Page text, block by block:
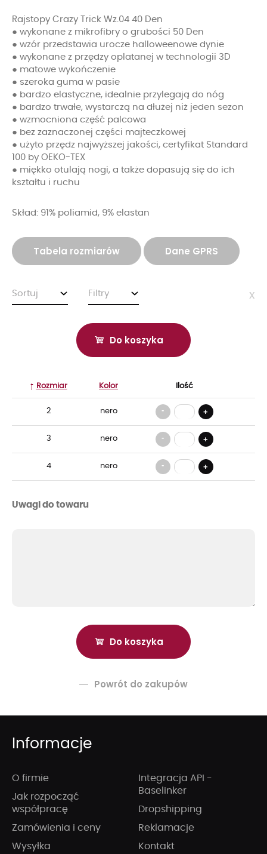
Rajstopy Crazy Trick Wz.04 40 Den
● wykonane z mikrofibry o grubości 50 Den
● wzór przedstawia urocze halloweenowe dynie
● wykonane z przędzy oplatanej w technologii 3D
● matowe wykończenie
● szeroka guma w pasie
● bardzo elastyczne, idealnie przylegają do nóg
● bardzo trwałe, wystarczą na dłużej niż jeden sezon
● wzmocniona część palcowa
● bez zaznaczonej części majteczkowej
● użyto przędz najwyższej jakości, certyfikat Standard
100 by OEKO-TEX
● miękko otulają nogi, a także dopasują się do ich
kształtu i ruchu
Skład: 91% poliamid, 9% elastan
Tabela rozmiarów Dane GPRS
Sortuj Filtry x
Do koszyka
Rozmiar Kolor Ilość
2 nero - +
3 nero - +
4 nero - +
Uwagi do towaru
Powrót do zakupów
Informacje
O firmie
Jak rozpocząć
współpracę
Zamówienia i ceny
Wysyłka
Integracja API -
Baselinker
Dropshipping
Reklamacje
Kontakt